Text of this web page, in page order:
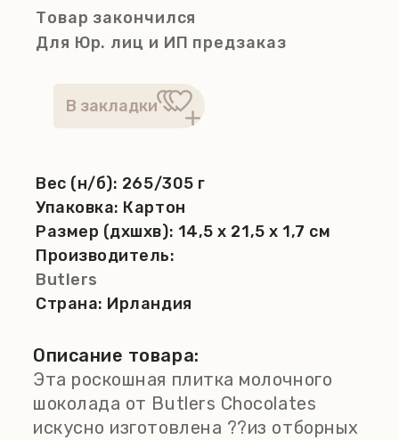
Товар закончился
Для Юр. лиц и ИП предзаказ
Вес (н/б): 265/305 г
Упаковка: Картон
Размер (дхшхв): 14,5 x 21,5 x 1,7 см
Производитель:
Butlers
Страна: Ирландия
Описание товара:
Эта роскошная плитка молочного
шоколада от Butlers Chocolates
искусно изготовлена ??из отборных